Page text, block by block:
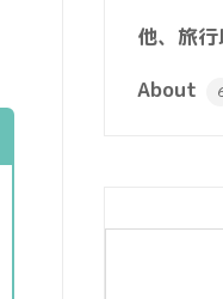
他、旅
About